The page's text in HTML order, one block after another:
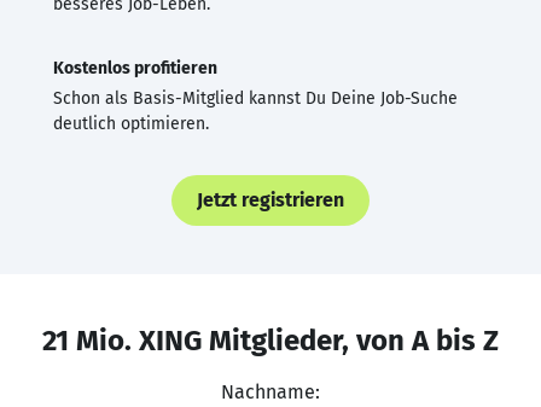
Kostenlos profitieren
Schon als Basis-Mitglied kannst Du Deine Job-Suche
deutlich optimieren.
Jetzt registrieren
21 Mio. XING Mitglieder, von A bis Z
Nachname: